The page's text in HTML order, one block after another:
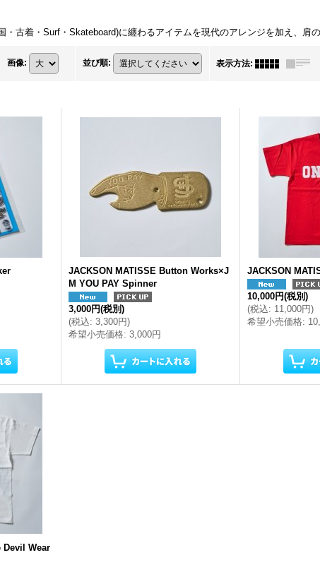
・古着・Surf・Skateboard)に纏わるアイテムを現代のアレンジを加え、肩
画像: 並び順: 表示方法:
JACKSON MATISSE Button Works×J
M YOU PAY Spinner
3,000円(税別)
(税込: 3,300円)
希望小売価格: 3,000円
JACKSON
10,000円(税別)
(税込: 11,000円)
希望小売価格:
Devil Wear